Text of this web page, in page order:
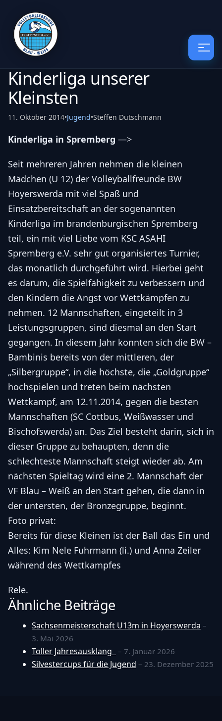
Kinderliga unserer
Kleinsten
11. Oktober 2014•Jugend•Steffen Dutschmann
Kinderliga in Spremberg —>
Seit mehreren Jahren nehmen die kleinen
Mädchen (U 12) der Volleyballfreunde BW
Hoyerswerda mit viel Spaß und
Einsatzbereitschaft an der sogenannten
Kinderliga im brandenburgischen Spremberg
teil, ein mit viel Liebe vom KSC ASAHI
Spremberg e.V. sehr gut organisiertes Turnier,
das monatlich durchgeführt wird. Hierbei geht
es darum, die Spielfähigkeit zu verbessern und
den Kindern die Angst vor Wettkämpfen zu
nehmen. 12 Mannschaften, eingeteilt in 3
Leistungsgruppen, sind diesmal an den Start
gegangen. In diesem Jahr konnten sich die BW –
Bambinis bereits von der mittleren, der
„Silbergruppe“, in die höchste, die „Goldgruppe“
hochspielen und treten beim nächsten
Wettkampf, am 12.11.2014, gegen die besten
Mannschaften (SC Cottbus, Weißwasser und
Bischofswerda) an. Das Ziel besteht darin, sich in
dieser Gruppe zu behaupten, denn die
schlechteste Mannschaft steigt wieder ab. Am
nächsten Spieltag wird eine 2. Mannschaft der
VF Blau – Weiß an den Start gehen, die dann in
der untersten, der Bronzegruppe, beginnt.
Foto privat:
Bereits für diese Kleinen ist der Ball das Ein und
Alles: Kim Nele Fuhrmann (li.) und Anna Zeiler
während des Wettkampfes
Rele.
Ähnliche Beiträge
Sachsenmeisterschaft U13m in Hoyerswerda –
3. Mai 2026
Toller Jahresausklang – 7. Januar 2026
Silvestercups für die Jugend – 23. Dezember 2025